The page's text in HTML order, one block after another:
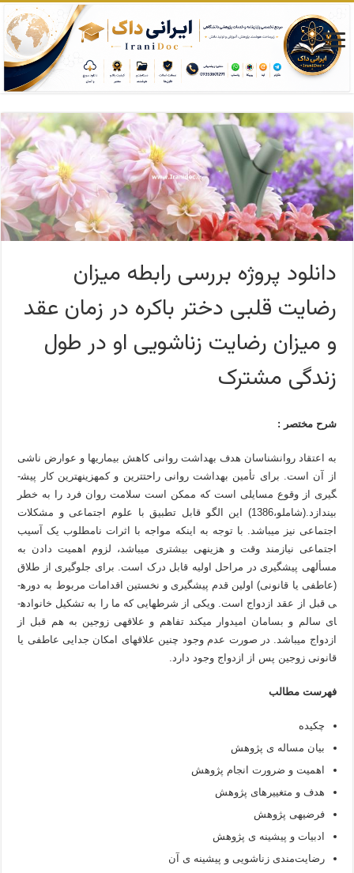
دانلود پروژه بررسی رابطه میزان
رضایت قلبی دختر باکره در زمان عقد
و میزان رضایت زناشویی او در طول
زندگی مشترک
شرح مختصر :
به اعتقاد روان­شناسان هدف بهداشت روانی کاهش بیماری­ها و عوارض ناشی
از آن است. برای تأمین بهداشت روانی راحت­ترین و کم­هزینه­ترین کار پیش­
گیری از وقوع مسایلی است که ممکن است سلامت روان فرد را به خطر
بیندازد.(شاملو،1386) این الگو قابل تطبیق با علوم اجتماعی و مشکلات
اجتماعی نیز می­باشد. با توجه به این­که مواجه با اثرات نامطلوب یک آسیب
اجتماعی نیازمند وقت و هزینه­ی بیش­تری می­باشد، لزوم اهمیت دادن به
مسأله­ی پیش­گیری در مراحل اولیه قابل درک است. برای جلوگیری از طلاق
(عاطفی یا قانونی) اولین قدم پیش­گیری و نخستین اقدامات مربوط به دوره­
ی قبل از عقد ازدواج است. ویکی از شرط­هایی که ما را به تشکیل خانواده­
ای سالم و بسامان امیدوار می­کند تفاهم و علاقه­ی زوجین به هم قبل از
ازدواج می­باشد. در صورت عدم وجود چنین علاقه­ای امکان جدایی عاطفی یا
قانونی زوجین پس از ازدواج وجود دارد.
فهرست مطالب
چکیده
بيان مساله­ ی پژوهش
اهميت و ضرورت انجام پژوهش
هدف و متغییرهای پژوهش
فرضیه­ی پژوهش
ادبيات و پيشينه ­ی پژوهش
رضايت‌مندی زناشویی و پیشینه­ ی آن